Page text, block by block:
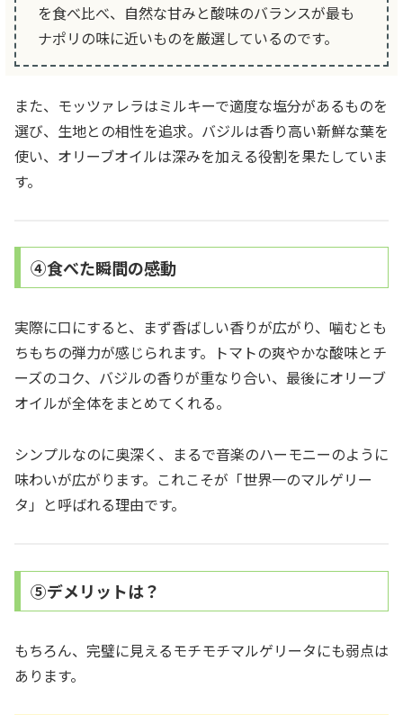
を食べ比べ、自然な甘みと酸味のバランスが最も
ナポリの味に近いものを厳選しているのです。
また、モッツァレラはミルキーで適度な塩分があるものを
選び、生地との相性を追求。バジルは香り高い新鮮な葉を
使い、オリーブオイルは深みを加える役割を果たしていま
す。
④食べた瞬間の感動
実際に口にすると、まず香ばしい香りが広がり、噛むとも
ちもちの弾力が感じられます。トマトの爽やかな酸味とチ
ーズのコク、バジルの香りが重なり合い、最後にオリーブ
オイルが全体をまとめてくれる。
シンプルなのに奥深く、まるで音楽のハーモニーのように
味わいが広がります。これこそが「世界一のマルゲリー
タ」と呼ばれる理由です。
⑤デメリットは？
もちろん、完璧に見えるモチモチマルゲリータにも弱点は
あります。